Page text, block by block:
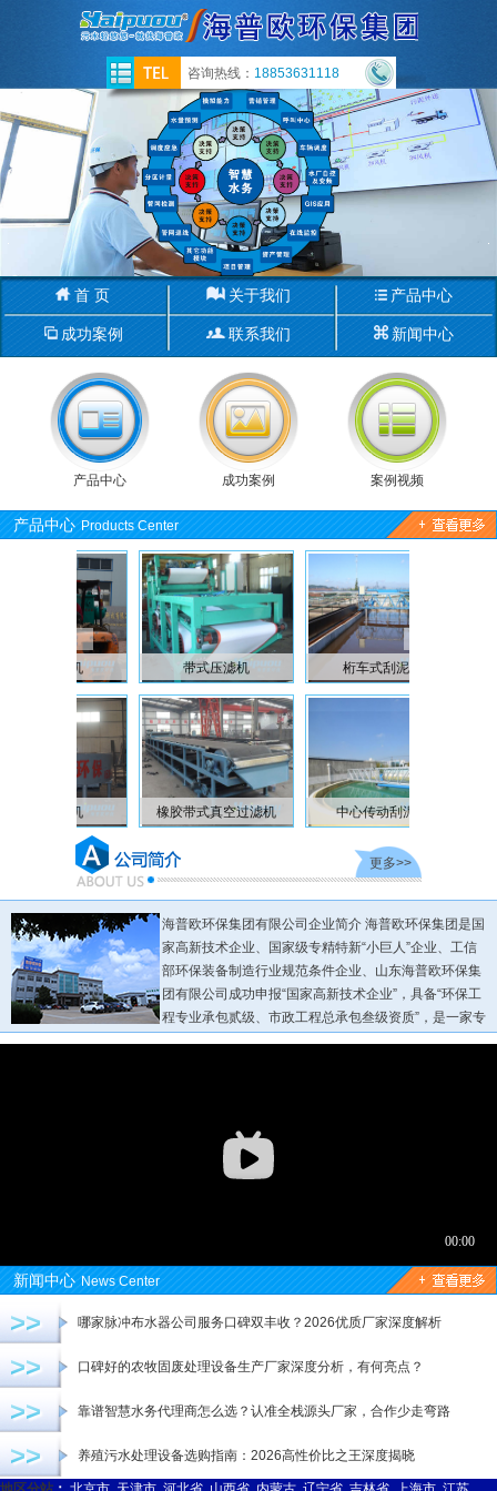
咨询热线： 18853631118
首 页 关于我们 产品中心
成功案例 联系我们 新闻中心
产品中心 成功案例 案例视频
产品中心 Products Center
真空过滤机
桁车式刮泥机
中心传动刮泥机
格栅除污机
旋转细格栅
更多>>
海普欧环保集团有限公司企业简介 海普欧环保集团是国
家高新技术企业、国家级专精特新“小巨人”企业、工信
部环保装备制造行业规范条件企业、山东海普欧环保集
团有限公司成功申报“国家高新技术企业”，具备“环保工
程专业承包贰级、市政工程总承包叁级资质”，是一家专
业从事各种环保设备研发生产销售为一体的现代化三A企业...
新闻中心 News Center
>> 哪家脉冲布水器公司服务口碑双丰收？2026优质厂家深度解析
>> 口碑好的农牧固废处理设备生产厂家深度分析，有何亮点？
>> 靠谱智慧水务代理商怎么选？认准全栈源头厂家，合作少走弯路
>> 养殖污水处理设备选购指南：2026高性价比之王深度揭晓